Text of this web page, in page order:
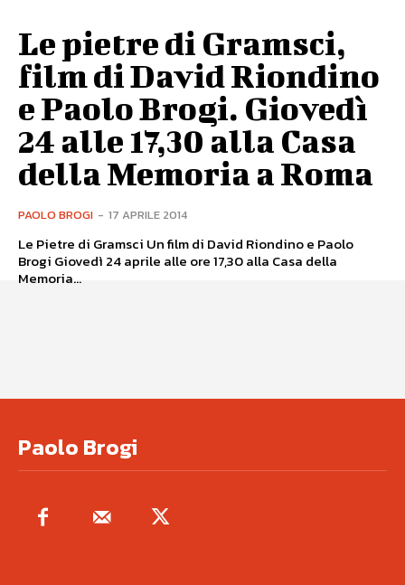
Le pietre di Gramsci,
film di David Riondino
e Paolo Brogi. Giovedì
24 alle 17,30 alla Casa
della Memoria a Roma
PAOLO BROGI - 17 APRILE 2014
Le Pietre di Gramsci Un film di David Riondino e Paolo
Brogi Giovedì 24 aprile alle ore 17,30 alla Casa della
Memoria...
Paolo Brogi